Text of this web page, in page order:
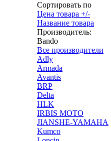
Сортировать по
Цена товара +/-
Название товара
Производитель:
Bando
Все производители
Adly
Armada
Avantis
BRP
Delta
HLK
IRBIS MOTO
JIANSHE-YAMAHA
Kumco